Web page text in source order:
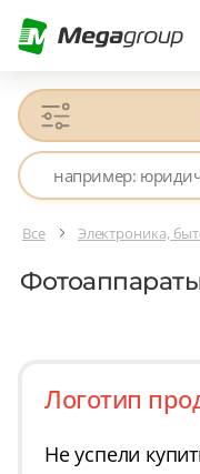
Все Электроника,
Логотип
Не успели